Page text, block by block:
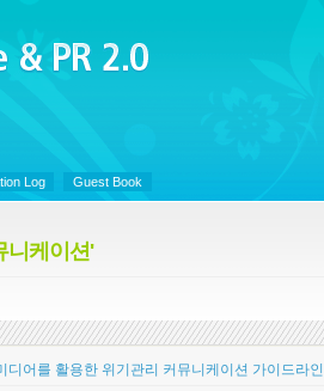
&
Log Guest Book
니케이션'
디어를 활용한 위기관리 커뮤니케이션 가이드라인